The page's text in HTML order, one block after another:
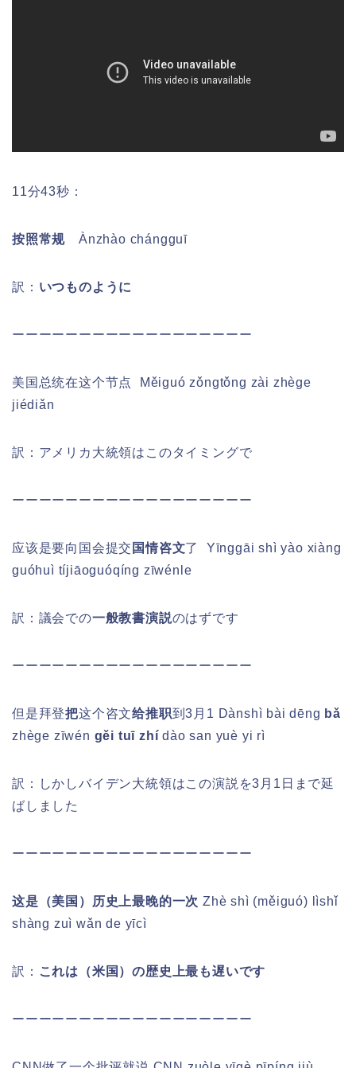
11分43秒：
按照常规 Ànzhào chángguī
訳： いつものように
ーーーーーーーーーーーーーーーーーー
美国总统在这个节点
Měiguó zǒngtǒng zài zhège
jiédiǎn
訳：アメリカ大統領はこのタイミングで
ーーーーーーーーーーーーーーーーーー
应该是要向国会提交 国情咨文了 Yīnggāi shì yào xiàng
guóhuì tíjiāoguóqíng zīwénle
訳：議会での一般教書演説のはずです
ーーーーーーーーーーーーーーーーーー
但是拜登把这个咨文给推职到3月1 Dànshì bài dēng bǎ
zhège zīwén gěi tuī zhí dào san yuè yi rì
訳：しかしバイデン大統領はこの演説を3月1日まで延
ばしました
ーーーーーーーーーーーーーーーーーー
这是（美国）历史上最晚的一次 Zhè shì (měiguó) lìshǐ
shàng zuì wǎn de yīcì
訳： これは（米国）の歴史上最も遅いです
ーーーーーーーーーーーーーーーーーー